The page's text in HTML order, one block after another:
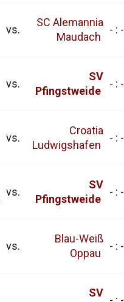
vs.
SC Alemannia
Maudach
- : -
vs.
SV
Pfingstweide
- : -
vs.
Croatia
Ludwigshafen
- : -
vs.
SV
Pfingstweide
- : -
vs.
Blau-Weiß
Oppau
- : -
SV